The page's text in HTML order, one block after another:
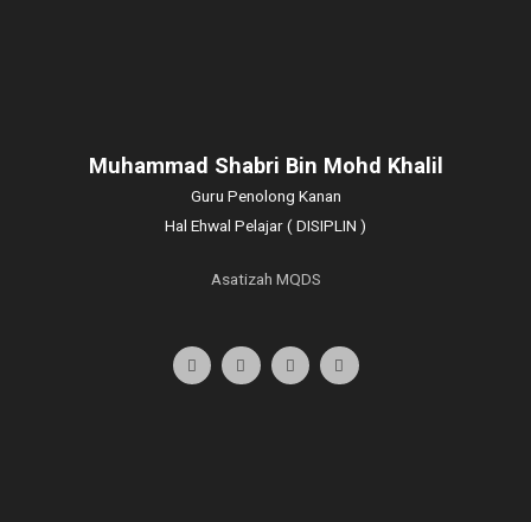
Muhammad Shabri Bin Mohd Khalil
Guru Penolong Kanan
Hal Ehwal Pelajar ( DISIPLIN )
Asatizah MQDS